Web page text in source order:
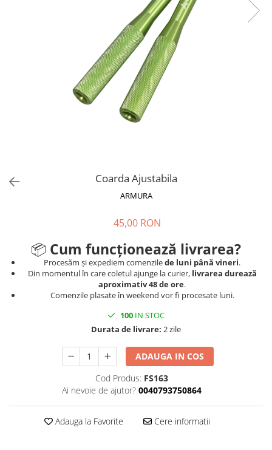
Mingi medicinale
Coarda Ajustabila
ARMURA
45,00 RON
📦 Cum funcționează livrarea?
Procesăm și expediem comenzilede luni până vineri.
Din momentul în care coletul ajunge la curier, livrarea durează
aproximativ 48 de ore.
Comenzile plasate în weekend vor fi procesate luni.
100 IN STOC
Durata de livrare: 2 zile
ADAUGA IN COS
Cod Produs: FS163
Ai nevoie de ajutor? 0040793750864
Adauga la Favorite Cere informatii